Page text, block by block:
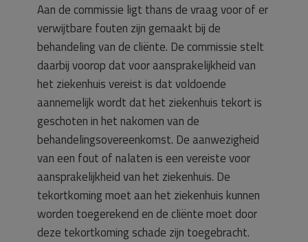
Aan de commissie ligt thans de vraag voor of er
verwijtbare fouten zijn gemaakt bij de
behandeling van de cliënte. De commissie stelt
daarbij voorop dat voor aansprakelijkheid van
het ziekenhuis vereist is dat voldoende
aannemelijk wordt dat het ziekenhuis tekort is
geschoten in het nakomen van de
behandelingsovereenkomst. De aanwezigheid
van een fout of nalaten is een vereiste voor
aansprakelijkheid van het ziekenhuis. De
tekortkoming moet aan het ziekenhuis kunnen
worden toegerekend en de cliënte moet door
deze tekortkoming schade zijn toegebracht.